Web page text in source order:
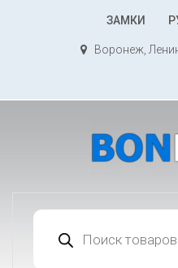
ЗАМКИ
Воронеж,
товаров